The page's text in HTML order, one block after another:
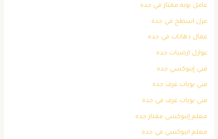
عامل بويه ممتاز في جده
عزل اسطح في جدة
عمال دهانات في جده
عوازل ارضيات جده
فني إيبوكسي جده
فني بويات غرف جده
فني بويات غرف في جده
معلم إيبوكسي ممتاز جده
معلم ايبوكسي في جده